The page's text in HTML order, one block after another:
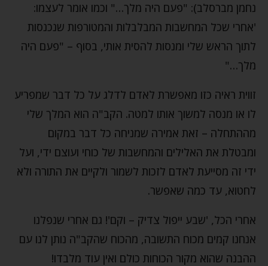
נחמן מברסלב): "פעם היה מלך…" וכמו אומר לעצמו:
'אחרי שכל המחשבות המבלבלות והמטורפות שנכנסות
לתוך הראש שלי ומנסות להסית אותי, בסוף – "פעם היה
מלך…"
זווית ראיה כזו מאפשרת לאדם לדלג על כל דבר שמפריע
לו או מנסה למשוך אותו למטה. הקב"ה הוא המלך שלי
מההתחלה – זאת אמירה שמניחה כל דבר במקום
ומבטלת את האלילים והמחשבות של כוחי ועוצם ידי, ועל
ידי זה מסייעת לאדם לזכות לשמור ולקיים את התורה ולא
לחטוא, עד כמה שאפשר.
אחרי הכל, 'שבע ייפול צדיק – וקם'! גם אחרי שנפלנו
אנחנו קמים מכוח התשובה, מהכוח שהקב"ה נותן לנו עם
ההבנה שהוא מקור הכוחות כולם ואין עוד מלבדו!